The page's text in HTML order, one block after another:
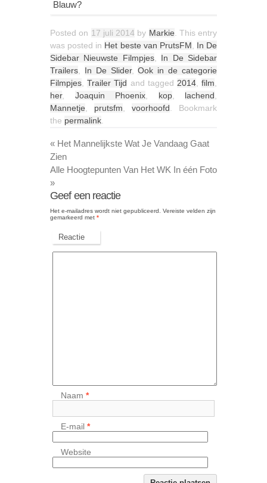
Blauw?
Posted on 17 juli 2014 by Markie . This entry
was posted in Het beste van PrutsFM
In De
Sidebar Nieuwste Filmpjes, In De Sidebar
Trailers
In De Slider,Ook in de categorie
Filmpjes ,Trailer Tijd and tagged 2014,film
her, Joaquin Phoenix kop, lachend
Mannetje
prutsfm voorhoofd . Bookmark
the permalink
« Het Mannelijkste Wat Je Vandaag Gaat
Zien
Alle Hoogtepunten Van Het WK In één Foto
»
Geef een reactie
Het e-mailadres wordt niet gepubliceerd.
Vereiste velden zijn
gemarkeerd met *
Reactie
Naam*
E-mail*
Website